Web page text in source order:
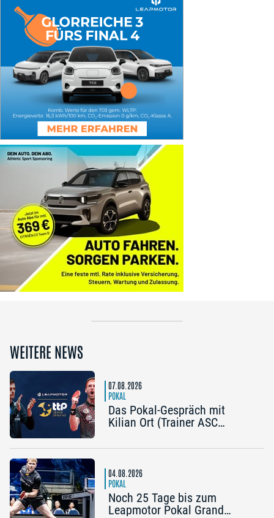
WEITERE NEWS
07.08.2026
POKAL
Das Pokal-Gespräch mit
Kilian Ort (Trainer ASC
Mengel (Post SV
wäre noch einmal schön“
04.08.2026
POKAL
Noch 25 Tage bis zum
Leapmotor Pokal Grand